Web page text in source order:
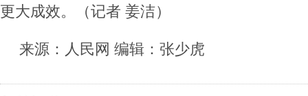
更大成效。（记者 姜洁）
来源：人民网 编辑：张少虎